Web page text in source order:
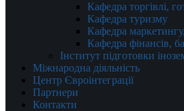
Кафедра торгівлі,
Кафедра туризму
Кафедра
Кафедра фінансів,
Інститут підготовки
Міжнародна діяльність
Центр Євроінтеграції
Партнери
Контакти